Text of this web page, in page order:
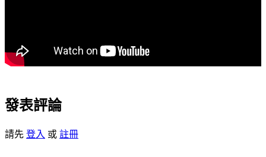
發表評論
請先 登入 或 註冊